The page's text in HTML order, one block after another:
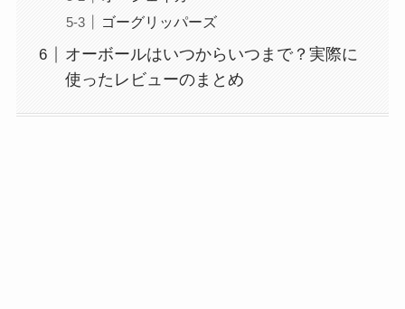
ゴーグリッパーズ
オーボールはいつからいつまで？実際に
使ったレビューのまとめ